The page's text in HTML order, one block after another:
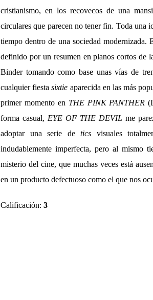
cristianismo, en los recovecos de una
circulares que parecen no tener fin. Toda una
tiempo dentro de una sociedad modernizada.
definido por un resumen en planos cortos de
Binder tomando como base unas vías de
cualquier fiestasixtie aparecida en las más
primer momento en THE PINK PANTHER
forma casual, EYE OF THE DEVIL me
adoptar una serie detics visuales
indudablemente imperfecta, pero al mismo
misterio del cine, que muchas veces está
en un producto defectuoso como el que nos
Calificación: 3